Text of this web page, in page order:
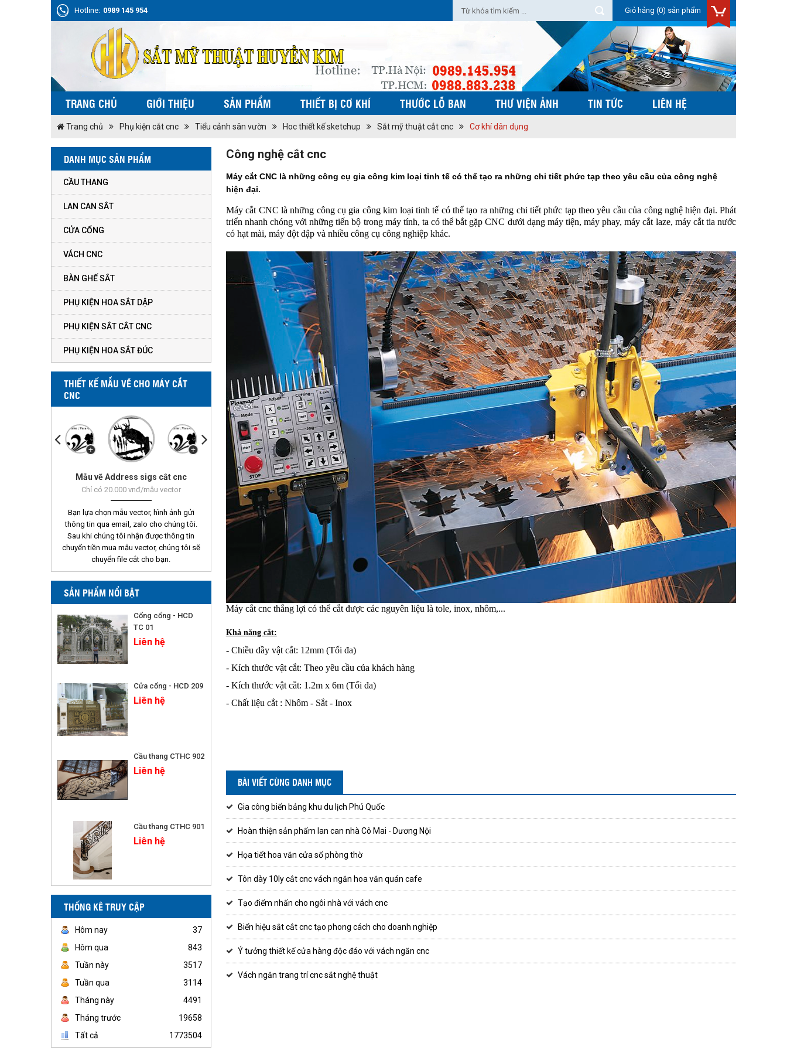
Hotline: 0989 145 954 Giỏ hảng (0) sản phẩm
TRANG CHỦ GIỚI THIỆU SẢN PHẨM THIẾT BỊ CƠ KHÍ THƯỚC LỖ BAN THƯ VIỆN ẢNH TIN TỨC LIÊN HỆ
Trang chủ Phụ kiện cắt cnc Tiểu cảnh sân vườn Hoc thiết kế sketchup Sắt mỹ thuật cắt cnc Cơ khí dân dụng
DANH MỤC SẢN PHẨM
CẦU THANG
LAN CAN SẮT
CỬA CỔNG
VÁCH CNC
BÀN GHẾ SẮT
PHỤ KIỆN HOA SẮT DẬP
PHỤ KIỆN SẮT CẮT CNC
PHỤ KIỆN HOA SẮT ĐÚC
THIẾT KẾ MẪU VẼ CHO MÁY CẮT
CNC
Mẫu vẽ Address sigs cắt cnc
Chỉ có 20.000 vnđ/mẫu vector
Bạn lựa chọn mẫu vector, hình ảnh gửi
thông tin qua email, zalo cho chúng tôi.
Sau khi chúng tôi nhận được thông tin
chuyển tiền mua mẫu vector, chúng tôi sẽ
chuyển file cắt cho bạn.
Mẫu vẽ Vorn 451 - 500
SẢN PHẨM NỔI BẬT
Cổng cổng - HCD
TC 01
Liên hệ
Cửa cổng - HCD 209
Liên hệ
Cầu thang CTHC 902
Liên hệ
Cầu thang CTHC 901
Liên hệ
THỐNG KÊ TRUY CẬP
Hôm nay
37
Hôm qua
843
Tuần này
3517
Tuần qua
3114
Tháng này
4491
Tháng trước
19658
Tất cả
1773504
Công nghệ cắt cnc
Máy cắt CNC là những công cụ gia công kim loại tinh tế có thể tạo ra những chi tiết phức tạp theo yêu cầu của công nghệ
hiện đại.
Máy cắt CNC là những công cụ gia công kim loại tinh tế có thể tạo ra những chi tiết phức tạp theo yêu cầu của công nghệ hiện đại. Phát
triển nhanh chóng với những tiến bộ trong máy tính, ta có thể bắt gặp CNC dưới dạng máy tiện, máy phay, máy cắt laze, máy cắt tia nước
có hạt mài, máy đột dập và nhiều công cụ công nghiệp khác.
Máy cắt cnc thắng lợi có thể cắt được các nguyên liệu là tole, inox, nhôm,...
Khả năng cắt:
- Chiều dầy vật cắt: 12mm (Tối đa)
- Kích thước vật cắt: Theo yêu cầu của khách hàng
- Kích thước vật cắt: 1.2m x 6m (Tối đa)
- Chất liệu cắt : Nhôm - Sắt - Inox
BÀI VIẾT CÙNG DANH MỤC
Gia công biển bảng khu du lịch Phú Quốc
Hoàn thiện sản phẩm lan can nhà Cô Mai - Dương Nội
Họa tiết hoa văn cửa sổ phòng thờ
Tôn dày 10ly cắt cnc vách ngăn hoa văn quán cafe
Tạo điểm nhấn cho ngôi nhà với vách cnc
Biển hiệu sắt cắt cnc tạo phong cách cho doanh nghiệp
Ý tưởng thiết kế cửa hàng độc đáo với vách ngăn cnc
Vách ngăn trang trí cnc sắt nghệ thuật